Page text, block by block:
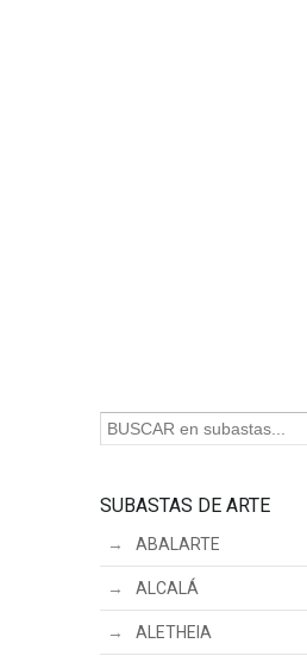
SUBASTAS DE ARTE
ABALARTE
ALCALÁ
ALETHEIA